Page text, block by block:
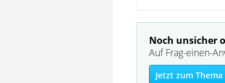
Noch unsicher
Auf Frag-einen-
Jetzt zum